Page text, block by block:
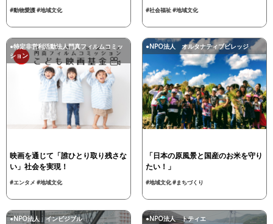
#動物愛護#地域文化 #社会福祉#地域文化
●特定非営利活動法人門真フィルムコミッ
ション
映画を通じて「誰ひとり取り残さな
い」社会を実現！
#エンタメ #地域文化
●NPO法人 オルタナティブビレッジ
「日本の原風景と国産のお米を守り
たい！」
#地域文化#まちづくり
●NPO法人 インビジブル ●NPO法人 トティエ